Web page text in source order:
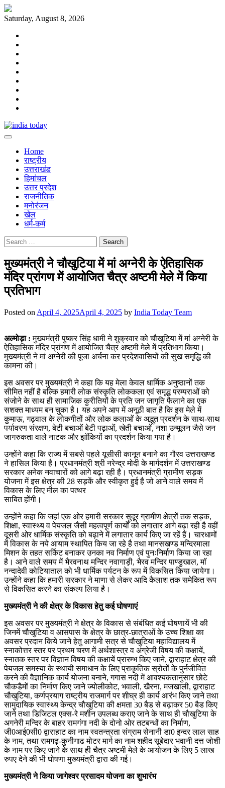
Skip
to
Saturday, August 8, 2026
Home
राष्ट्रीय
उत्तराखंड
हिमांचल
उत्तर प्रदेश
राजनीतिक
मनोरंजन
खेल
धर्म-कर्म
Search
for:
मुख्यमंत्री ने चौखुटिया में मां अग्नेरी के ऐतिहासिक
मंदिर प्रांगण में आयोजित चैत्र अष्टमी मेले में किया
प्रतिभाग
Posted on April 4, 2025April 4, 2025 by India Today Team
अल्मोड़ा : मुख्यमंत्री पुष्कर सिंह धामी ने शुक्रवार को चौखुटिया में मां अग्नेरी के
ऐतिहासिक मंदिर प्रांगण में आयोजित चैत्र अष्टमी मेले में प्रतिभाग किया।
मुख्यमंत्री ने मां अग्नेरी की पूजा अर्चना कर प्रदेशवासियों की सुख समृद्धि की
कामना की।
इस अवसर पर मुख्यमंत्री ने कहा कि यह मेला केवल धार्मिक अनुष्ठानों तक
सीमित नहीं है बल्कि हमारी लोक संस्कृति लोककला एवं समृद्ध परम्पराओं को
संजोने के साथ ही सामाजिक कुरीतियों के प्रति जन जागृति फैलाने का एक
सशक्त माध्यम बन चुका है। यह अपने आप में अनूठी बात है कि इस मेले में
कुमाऊ, गढ़वाल के लोकगीतों और लोक कलाओं के अद्भुत प्रदर्शन के साथ-साथ
पर्यावरण संरक्षण, बेटी बचाओं बेटी पढ़ाओं, खेती बचाओं, नशा उन्मूलन जैसे जन
जागरुकता वाले नाटक और झॉकियों का प्रदर्शन किया गया है।
उन्होंने कहा कि राज्य में सबसे पहले यूसीसी कानून बनाने का गौरव उत्तराखण्ड
ने हासिल किया है। प्रधानमंत्री श्री नरेन्द्र मोदी के मार्गदर्शन में उत्तराखण्ड
सरकार अनेक नवाचारों को आगे बढ़ा रही है। प्रधानमंत्री ग्रामीण सड़क
योजना में इस क्षेत्र की 28 सड़कें और स्वीकृत हुई है जो आने वाले समय में
विकास के लिए मील का पत्थर
साबित होंगी।
उन्होंने कहा कि जहां एक ओर हमारी सरकार सुदूर ग्रामीण क्षेत्रों तक सड़क,
शिक्षा, स्वास्थ्य व पेयजल जैसी महत्वपूर्ण कार्यों को लगातार आगे बढ़ा रही है वहीं
दूसरी ओर धार्मिक संस्कृति को बढ़ाने में लगातार कार्य किए जा रहें हैं। चारधामों
में विकास के नये आयाम स्थापित किय जा रहे है तथा मानसखण्ड मन्दिरमाला
मिशन के तहत सर्किट बनाकर उनका नव निर्माण एवं पुनःनिर्माण किया जा रहा
है। आने वाले समय में भैरवनाथ मन्दिर नवागाड़ी, भैरव मन्दिर पाण्डुखाल, मॉ
नन्दादेवी कोटियाताल को भी धार्मिक पर्यटन के रूप में विकसित किया जायेगा।
उन्होंने कहा कि हमारी सरकार ने माणा से लेकर आदि कैलाश तक समेकित रूप
से विकसित करने का संकल्प लिया है।
मुख्यमंत्री ने की क्षेत्र के विकास हेतु कई घोषणाएं
इस अवसर पर मुख्यमंत्री ने क्षेत्र के विकास से संबंधित कई घोषणायें भी की
जिनमें चौखुटिया व आसपास के क्षेत्र के छात्र-छात्राओं के उच्च शिक्षा का
अवसर प्रदान किये जाने हेतु आगामी सत्र से चौखुटिया महाविद्यालय में
स्नाकोत्तर स्तर पर प्रथम चरण में अर्थशास्त्र व अंग्रेजी विषय की कक्षायें,
स्नातक स्तर पर विज्ञान विषय की कक्षायें प्रारम्भ किए जाने, द्वाराहाट क्षेत्र की
पेयजल समस्या के स्थायी समाधान के लिए प्राकृतिक स्रोतों के पुर्नजीवित
करने की वैज्ञानिक कार्य योजना बनाने, गगास नदी में आवश्यकतानुसार छोटे
चौकडैमों का निर्माण किए जाने ज्योलीकोट, भवाली, खैरना, मजखाली, द्वाराहाट
चौखुटिया, कर्णप्रयाग राष्ट्रीय राजमार्ग पर शीघ्र ही कार्य आरंभ किए जाने तथा
सामुदायिक स्वास्थ्य केन्द्र चौखुटिया की क्षमता 30 बैड से बढ़ाकर 50 बैड किए
जाने तथा डिजिटल एक्स-रे मशीन उपलब्ध कराए जाने के साथ ही चौखुटिया के
अगनेरी मन्दिर के बाहर रामगंगा नदी के दोनो ओर तटबन्धों का निर्माण,
जी0आई0सी0 द्वाराहाट का नाम स्वतन्त्रता संग्राम सेनानी डा0 इन्दर लाल साह
के नाम, तथा रामगढ़-कुनीगाढ मोटर मार्ग का नाम शहीद सूबेदार भवानी दत्त जोशी
के नाम पर किए जाने के साथ ही चैत्र अष्टमी मेले के आयोजन के लिए 5 लाख
रुपए देने की भी घोषणा मुख्यमंत्री द्वारा की गई।
मुख्यमंत्री ने किया जागेश्वर प्रसादम योजना का शुभारंभ